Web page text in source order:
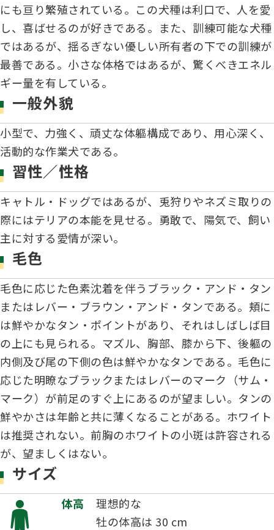
犬種別犬籍登録頭数
長寿犬表彰について
災害救助犬の育成
ジャックブログ
股関節形成不全症(HD)と肘関節異形成症(ED)について
人工授精について
子犬を繁殖した方へ 〜 子犬の正式な名前のつけ方
血統証明書・よくあるご質問
Obtaining the JKC Certified Export Pedigree
IGP
BH
ドッグダンス
トリミング競技会
ハンドリング競技会
ジュニアハンドラー
過去の大会結果
犬の絵コンクールについて
愛犬とのふれあい写真コンテストについて
愛犬とのふれあいの俳句について
にも亘り繁殖されている。この犬種は利口で、人を愛
し、喜ばせるのが好きである。また、訓練可能な犬種
ではあるが、揺るぎない優しい所有者の下での訓練が
最善である。小さな体格ではあるが、驚くべきエネル
ギー量を有している。
一般外貌
小型で、力強く、頑丈な体軀構成であり、用心深く、
活動的な作業犬である。
習性／性格
キャトル・ドッグではあるが、兎狩りやネズミ取りの
際にはテリアの本能を見せる。勇敢で、陽気で、飼い
主に対する愛情が深い。
毛色
毛色に応じた色素沈着を伴うブラック・アンド・タン
またはレバー・ブラウン・アンド・タンである。頬に
は鮮やかなタン・ポイントがあり、それはしばしば目
の上にも見られる。マズル、胸部、膝から下、後軀の
内側及び尾の下側の色は鮮やかなタンである。毛色に
応じた明瞭なブラックまたはレバーのマーク（サム・
マーク）が前足のすぐ上にあるのが望ましい。タンの
鮮やかさは年齢と共に薄くなることがある。ホワイト
は推奨されない。前胸のホワイトの小斑は許容される
が、望ましくはない。
サイズ
体高
理想的な
牡の体高は 30 cm